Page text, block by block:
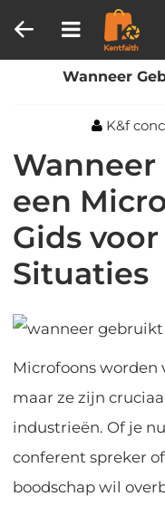
Huis Blog
Wanneer
K&f
Wanneer
een
Gids
Situaties
Microfoons worden
maar ze zijn
industrieën. Of je
conferent spreker
boodschap wil